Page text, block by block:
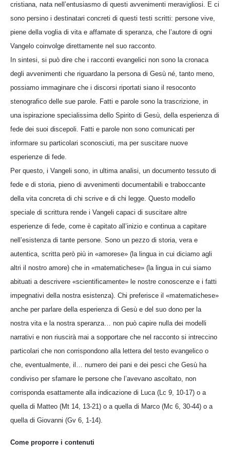
cristiana, nata nell’entusiasmo di questi avvenimenti meravigliosi. E ci
sono persino i destinatari concreti di questi testi scritti: persone vive,
piene della voglia di vita e affamate di speranza, che l’autore di ogni
Vangelo coinvolge direttamente nel suo racconto.
In sintesi, si può dire che i racconti evangelici non sono la cronaca
degli avvenimenti che riguardano la persona di Gesù né, tanto meno,
possiamo immaginare che i discorsi riportati siano il resoconto
stenografico delle sue parole. Fatti e parole sono la trascrizione, in
una ispirazione specialissima dello Spirito di Gesù, della esperienza di
fede dei suoi discepoli. Fatti e parole non sono comunicati per
informare su particolari sconosciuti, ma per suscitare nuove
esperienze di fede.
Per questo, i Vangeli sono, in ultima analisi, un documento tessuto di
fede e di storia, pieno di avvenimenti documentabili e traboccante
della vita concreta di chi scrive e di chi legge. Questo modello
speciale di scrittura rende i Vangeli capaci di suscitare altre
esperienze di fede, come è capitato all’inizio e continua a capitare
nell’esistenza di tante persone. Sono un pezzo di storia, vera e
autentica, scritta però più in «amorese» (la lingua in cui diciamo agli
altri il nostro amore) che in «matematichese» (la lingua in cui siamo
abituati a descrivere «scientificamente» le nostre conoscenze e i fatti
impegnativi della nostra esistenza). Chi preferisce il «matematichese»
anche per parlare della esperienza di Gesù e del suo dono per la
nostra vita e la nostra speranza… non può capire nulla dei modelli
narrativi e non riuscirà mai a sopportare che nel racconto si intreccino
particolari che non corrispondono alla lettera del testo evangelico o
che, eventualmente, il… numero dei pani e dei pesci che Gesù ha
condiviso per sfamare le persone che l’avevano ascoltato, non
corrisponda esattamente alla indicazione di Luca (Lc 9, 10-17) o a
quella di Matteo (Mt 14, 13-21) o a quella di Marco (Mc 6, 30-44) o a
quella di Giovanni (Gv 6, 1-14).
Come proporre i contenuti